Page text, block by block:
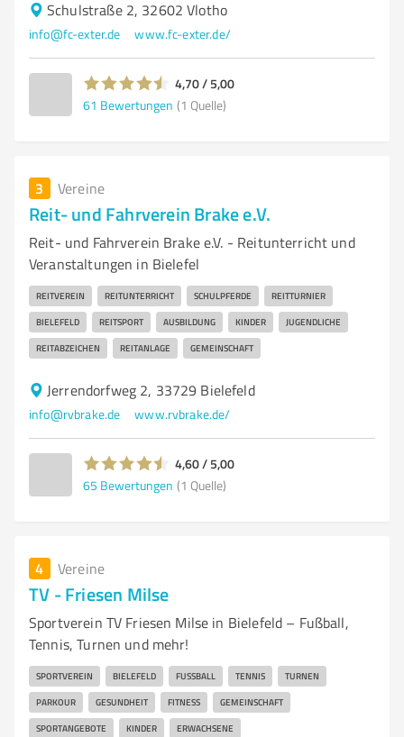
Schulstraße 2, 32602 Vlotho
info@fc-exter.de www.fc-exter.de/
4,70 / 5,00
61 Bewertungen (1 Quelle)
3 Vereine
Reit- und Fahrverein Brake e.V.
Reit- und Fahrverein Brake e.V. - Reitunterricht und
Veranstaltungen in Bielefel
REITVEREIN REITUNTERRICHT SCHULPFERDE REITTURNIER
BIELEFELD REITSPORT AUSBILDUNG KINDER JUGENDLICHE
REITABZEICHEN REITANLAGE GEMEINSCHAFT
Jerrendorfweg 2, 33729 Bielefeld
info@rvbrake.de www.rvbrake.de/
4,60 / 5,00
65 Bewertungen (1 Quelle)
4 Vereine
TV - Friesen Milse
Sportverein TV Friesen Milse in Bielefeld – Fußball,
Tennis, Turnen und mehr!
SPORTVEREIN BIELEFELD FUSSBALL TENNIS TURNEN
PARKOUR GESUNDHEIT FITNESS GEMEINSCHAFT
SPORTANGEBOTE KINDER ERWACHSENE